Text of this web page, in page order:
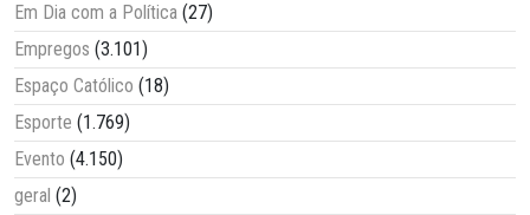
Em Dia com a Política (27)
Empregos (3.101)
Espaço Católico (18)
Esporte (1.769)
Evento (4.150)
geral (2)